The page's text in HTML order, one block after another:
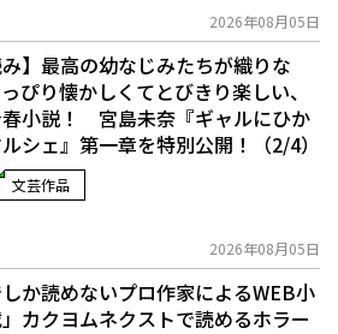
2026年08月05日
み】最高の幼なじみたちが織りな
ぴり懐かしくてとびきり楽しい、
小説！ 宮島未奈『ギャルにひか
シェ』第一章を特別公開！（2/4）
文芸作品
2026年08月05日
しか読めないプロ作家によるWEB小
――カクヨムネクストで読めるホラー